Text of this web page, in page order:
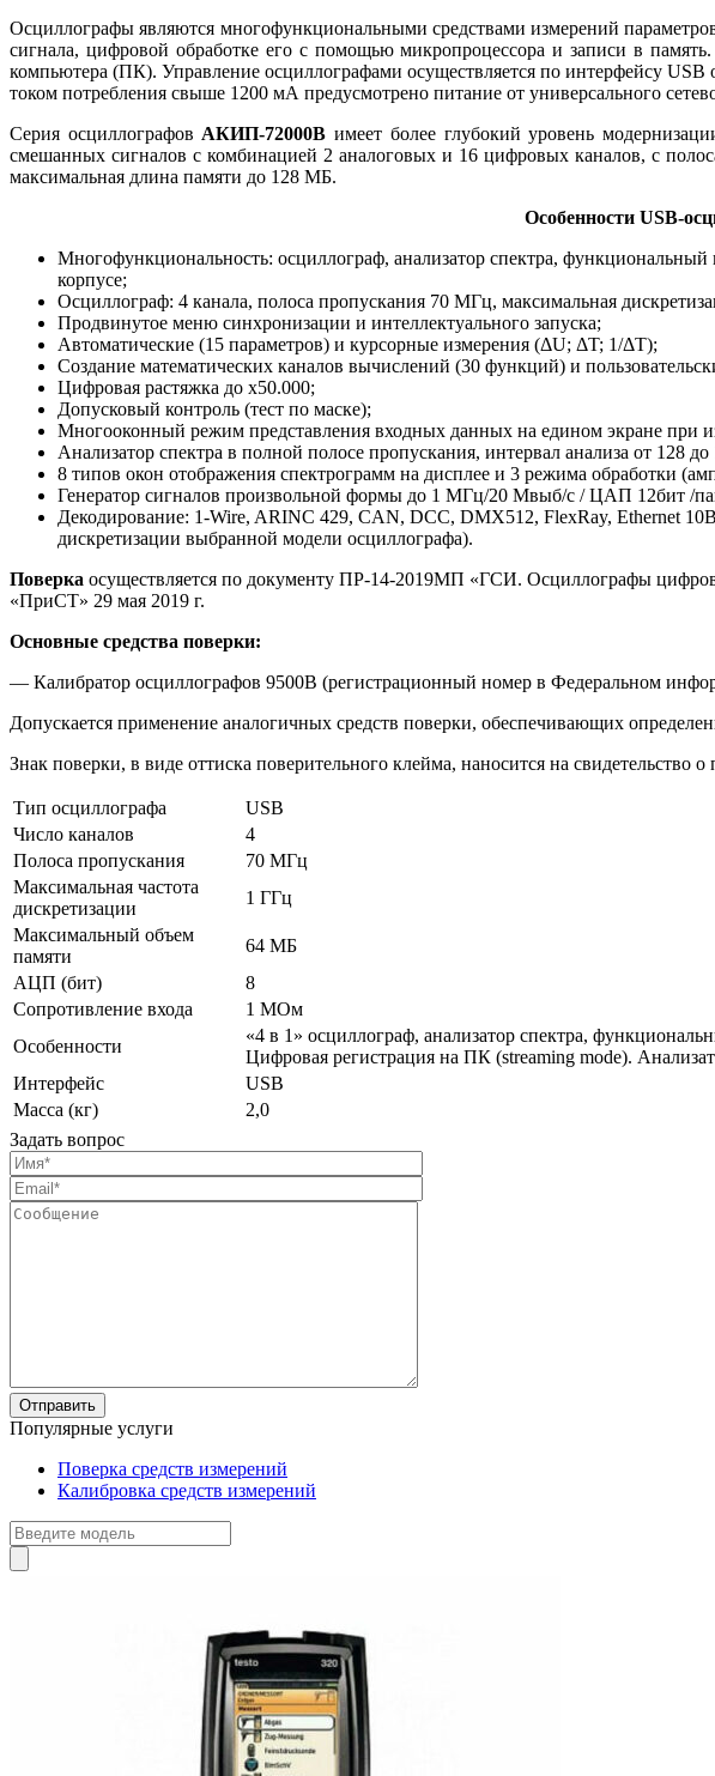
Осциллографы являются многофункциональными средствами измерений
сигнала, цифровой обработке его с помощью микропроцессора и записи в память.
компьютера (ПК). Управление осциллографами осуществляется по интерфейсу
током потребления свыше 1200 мА предусмотрено питание от универсального
Серия осциллографов АКИП-72000B имеет более глубокий уровень
смешанных сигналов с комбинацией 2 аналоговых и 16 цифровых каналов, с
максимальная длина памяти до 128 МБ.
Особенности USB-
Многофункциональность: осциллограф, анализатор спектра,
корпусе;
Осциллограф: 4 канала, полоса пропускания 70 МГц, максимальная
Продвинутое меню синхронизации и интеллектуального запуска;
Автоматические (15 параметров) и курсорные измерения (ΔU; ΔT; 1/ΔT);
Создание математических каналов вычислений (30 функций) и
Цифровая растяжка до x50.000;
Допусковый контроль (тест по маске);
Многооконный режим представления входных данных на едином экране при
Анализатор спектра в полной полосе пропускания, интервал анализа от 128
8 типов окон отображения спектрограмм на дисплее и 3 режима обработки
Генератор сигналов произвольной формы до 1 МГц/20 Mвыб/с / ЦАП 12бит /
Декодирование: 1-Wire, ARINC 429, CAN, DCC, DMX512, FlexRay, Ethernet
дискретизации выбранной модели осциллографа).
Поверка осуществляется по документу ПР-14-2019МП «ГСИ. Осциллографы
«ПриСТ» 29 мая 2019 г.
Основные средства поверки:
— Калибратор осциллографов 9500B (регистрационный номер в Федеральном
Допускается применение аналогичных средств поверки, обеспечивающих
Знак поверки, в виде оттиска поверительного клейма, наносится на свидетельство о
Тип осциллографа
USB
Число каналов
4
Полоса пропускания
70 МГц
Максимальная частота
дискретизации
1 ГГц
Максимальный объем
памяти
64 МБ
АЦП (бит)
8
Сопротивление входа
1 МОм
Особенности
«4 в 1» осциллограф, анализатор спектра,
Цифровая регистрация на ПК (streaming mode).
Интерфейс
USB
Масса (кг)
2,0
Задать вопрос
Популярные услуги
Поверка средств измерений
Калибровка средств измерений